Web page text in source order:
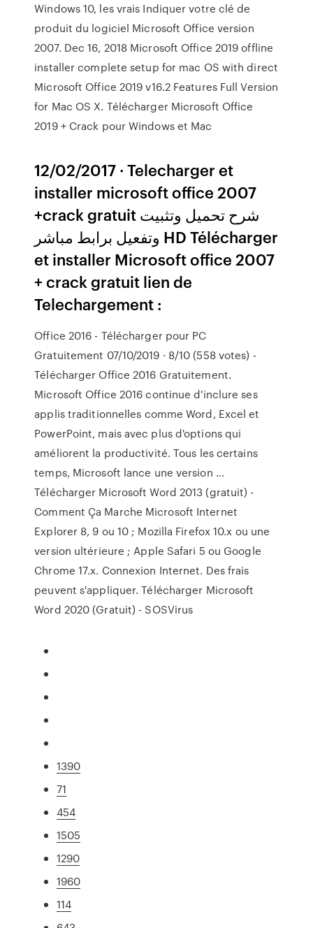
Windows 10, les vrais Indiquer votre clé de
produit du logiciel Microsoft Office version
2007. Dec 16, 2018 Microsoft Office 2019 offline
installer complete setup for mac OS with direct
Microsoft Office 2019 v16.2 Features Full Version
for Mac OS X. Télécharger Microsoft Office
2019 + Crack pour Windows et Mac
12/02/2017 · Telecharger et
installer microsoft office 2007
+crack gratuit شرح تحميل وتثبيت
وتفعيل برابط مباشر HD Télécharger
et installer Microsoft office 2007
+ crack gratuit lien de
Telechargement :
Office 2016 - Télécharger pour PC
Gratuitement 07/10/2019 · 8/10 (558 votes) -
Télécharger Office 2016 Gratuitement.
Microsoft Office 2016 continue d'inclure ses
applis traditionnelles comme Word, Excel et
PowerPoint, mais avec plus d'options qui
améliorent la productivité. Tous les certains
temps, Microsoft lance une version …
Télécharger Microsoft Word 2013 (gratuit) -
Comment Ça Marche Microsoft Internet
Explorer 8, 9 ou 10 ; Mozilla Firefox 10.x ou une
version ultérieure ; Apple Safari 5 ou Google
Chrome 17.x. Connexion Internet. Des frais
peuvent s'appliquer. Télécharger Microsoft
Word 2020 (Gratuit) - SOSVirus
1390
71
454
1505
1290
1960
114